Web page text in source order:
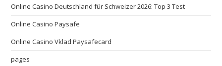
Online Casino Deutschland für Schweizer 2026: Top 3 Test
Online Casino Paysafe
Online Casino Vklad Paysafecard
pages